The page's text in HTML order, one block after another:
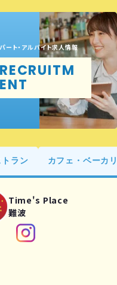
パート・アルバイト求人情報
RECRUITM
ENT
ラン カフェ・ベーカ
Time's Place
難波